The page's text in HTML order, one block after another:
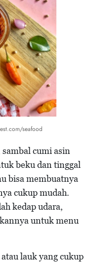
seafood
cumi asin
beku dan tinggal
bisa membuatnya
cukup mudah.
kedap udara,
untuk menu
lauk yang cukup